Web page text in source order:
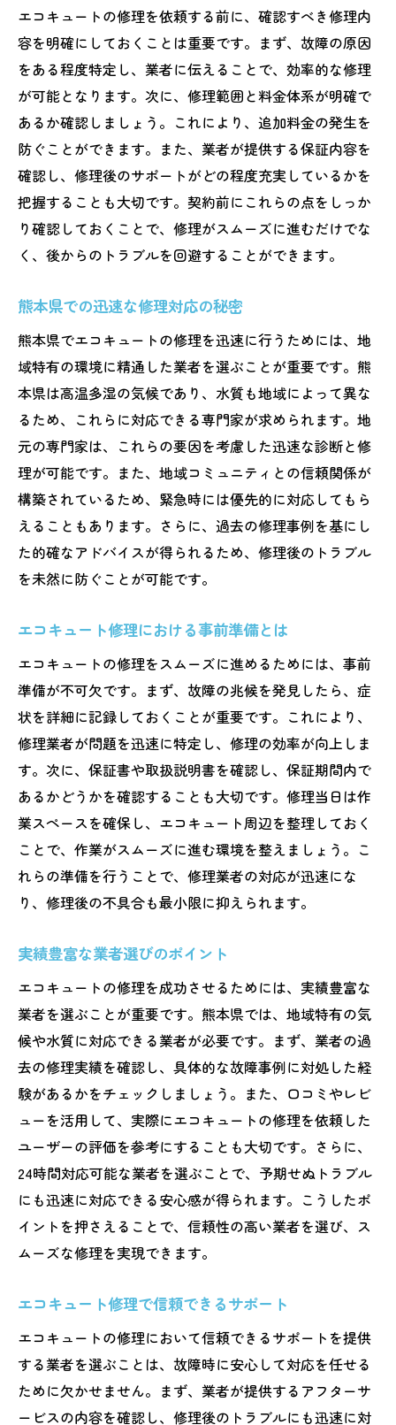
エコキュートの修理を依頼する前に、確認すべき修理内
容を明確にしておくことは重要です。まず、故障の原因
をある程度特定し、業者に伝えることで、効率的な修理
が可能となります。次に、修理範囲と料金体系が明確で
あるか確認しましょう。これにより、追加料金の発生を
防ぐことができます。また、業者が提供する保証内容を
確認し、修理後のサポートがどの程度充実しているかを
把握することも大切です。契約前にこれらの点をしっか
り確認しておくことで、修理がスムーズに進むだけでな
く、後からのトラブルを回避することができます。
熊本県での迅速な修理対応の秘密
熊本県でエコキュートの修理を迅速に行うためには、地
域特有の環境に精通した業者を選ぶことが重要です。熊
本県は高温多湿の気候であり、水質も地域によって異な
るため、これらに対応できる専門家が求められます。地
元の専門家は、これらの要因を考慮した迅速な診断と修
理が可能です。また、地域コミュニティとの信頼関係が
構築されているため、緊急時には優先的に対応してもら
えることもあります。さらに、過去の修理事例を基にし
た的確なアドバイスが得られるため、修理後のトラブル
を未然に防ぐことが可能です。
エコキュート修理における事前準備とは
エコキュートの修理をスムーズに進めるためには、事前
準備が不可欠です。まず、故障の兆候を発見したら、症
状を詳細に記録しておくことが重要です。これにより、
修理業者が問題を迅速に特定し、修理の効率が向上しま
す。次に、保証書や取扱説明書を確認し、保証期間内で
あるかどうかを確認することも大切です。修理当日は作
業スペースを確保し、エコキュート周辺を整理しておく
ことで、作業がスムーズに進む環境を整えましょう。こ
れらの準備を行うことで、修理業者の対応が迅速にな
り、修理後の不具合も最小限に抑えられます。
実績豊富な業者選びのポイント
エコキュートの修理を成功させるためには、実績豊富な
業者を選ぶことが重要です。熊本県では、地域特有の気
候や水質に対応できる業者が必要です。まず、業者の過
去の修理実績を確認し、具体的な故障事例に対処した経
験があるかをチェックしましょう。また、口コミやレビ
ューを活用して、実際にエコキュートの修理を依頼した
ユーザーの評価を参考にすることも大切です。さらに、
24時間対応可能な業者を選ぶことで、予期せぬトラブル
にも迅速に対応できる安心感が得られます。こうしたポ
イントを押さえることで、信頼性の高い業者を選び、ス
ムーズな修理を実現できます。
エコキュート修理で信頼できるサポート
エコキュートの修理において信頼できるサポートを提供
する業者を選ぶことは、故障時に安心して対応を任せる
ために欠かせません。まず、業者が提供するアフターサ
ービスの内容を確認し、修理後のトラブルにも迅速に対